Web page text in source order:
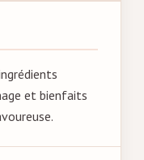
et bienfaits